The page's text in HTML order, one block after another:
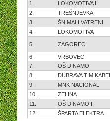
1.
LOKOMOTIVA II
2.
TREŠNJEVKA
3.
ŠN MALI VATRENI
4.
LOKOMOTIVA
5. ZAGOREC
6. VRBOVEC
7.
OŠ DINAMO
8.
DUBRAVA TIM KABEL
9.
MNK NACIONAL
10.
ZELINA
11.
OŠ DINAMO II
12.
ŠPARTA ELEKTRA